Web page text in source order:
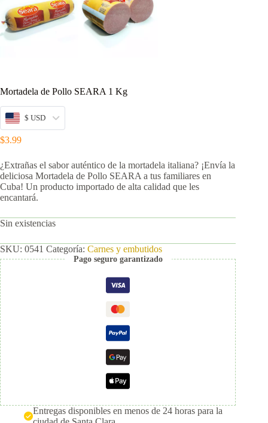
Mortadela de Pollo SEARA 1 Kg
$ USD
$3.99
¿Extrañas el sabor auténtico de la mortadela italiana? ¡Envía la
deliciosa Mortadela de Pollo SEARA a tus familiares en
Cuba! Un producto importado de alta calidad que les
encantará.
Sin existencias
SKU: 0541 Categoría: Carnes y embutidos
Pago seguro garantizado
Entregas disponibles en menos de 24 horas para la